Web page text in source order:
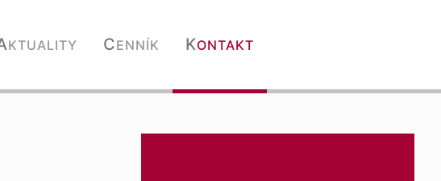
KTUALITY CENNÍK KONTAKT